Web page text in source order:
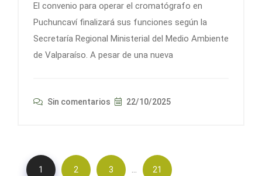
El convenio para operar el cromatógrafo en
Puchuncaví finalizará sus funciones según la
Secretaría Regional Ministerial del Medio Ambiente
de Valparaíso. A pesar de una nueva
Sin comentarios 22/10/2025
1 2 3 … 21